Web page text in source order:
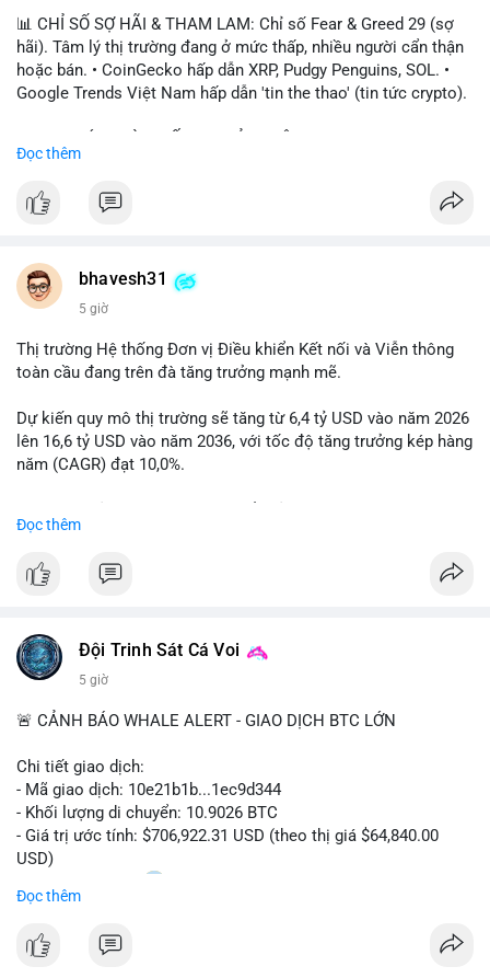
📊 CHỈ SỐ SỢ HÃI & THAM LAM: Chỉ số Fear & Greed 29 (sợ
hãi). Tâm lý thị trường đang ở mức thấp, nhiều người cẩn thận
hoặc bán. • CoinGecko hấp dẫn XRP, Pudgy Penguins, SOL. •
Google Trends Việt Nam hấp dẫn 'tin the thao' (tin tức crypto).
ONDO, CASHCAT. • Chủ đề 'tô thị ty na' (tỷ giá) và 'giao thông'
BTC breakout và lệnh long/short.
định crypto là 'vấn đề lớn' giúp giảm áp lực USD. • Binance hỗ
trợ cổ phiếu Apple/IBM. • Bài đăng hấp dẫn về $HFT, $SKYAI,
💡 NHẬN ĐỊNH & KHUYẾN NGHỊ: Tâm lý thị trường đang phân
coin (PENGU, CASHCAT) và tin cậy từ các dự án lớn (BTC,
SOL). Rủi ro tăng nếu không có thông tin rõ ràng về quy định.
Đọc thêm
bhavesh31
5 giờ
Thị trường Hệ thống Đơn vị Điều khiển Kết nối và Viễn thông
toàn cầu đang trên đà tăng trưởng mạnh mẽ.
Dự kiến quy mô thị trường sẽ tăng từ 6,4 tỷ USD vào năm 2026
lên 16,6 tỷ USD vào năm 2036, với tốc độ tăng trưởng kép hàng
năm (CAGR) đạt 10,0%.
trong các lĩnh vực ô tô, logistics và thiết bị thông minh.
Doanh nghiệp cần theo dõi xu hướng này để nắm bắt cơ hội
Đọc thêm
Đội Trinh Sát Cá Voi
5 giờ
🚨 CẢNH BÁO WHALE ALERT - GIAO DỊCH BTC LỚN
Chi tiết giao dịch:
- Mã giao dịch: 10e21b1b...1ec9d344
- Khối lượng di chuyển: 10.9026 BTC
- Giá trị ước tính: $706,922.31 USD (theo thị giá $64,840.00
USD)
- Thời gian: 18:20
Nhận định phân tích:
Giao dịch 10.9 BTC trị giá hơn 706 nghìn USD được thực hiện
Đọc thêm